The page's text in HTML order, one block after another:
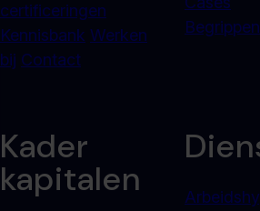
certificeringen
Kennisbank Werken
bij Contact
Kader
kapitalen